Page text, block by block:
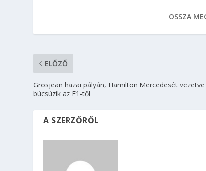
OSSZA
ELŐZŐ
Grosjean hazai pályán, Hamilton Mercedesét vezetve
búcsúzik az F1-től
A SZERZŐRŐL